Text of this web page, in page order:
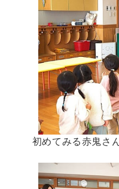
初めてみる赤鬼さ